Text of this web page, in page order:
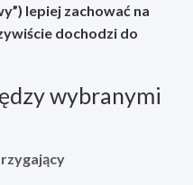
lepiej zachować na
dochodzi do
wybranymi